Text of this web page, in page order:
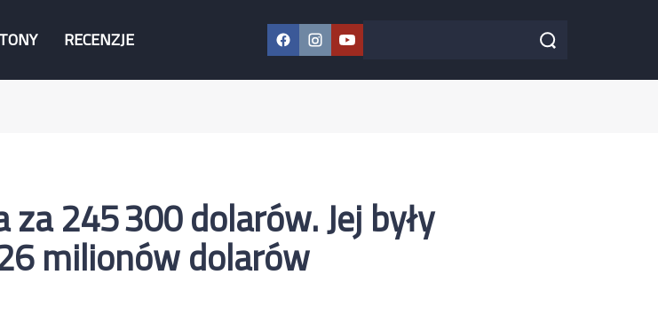
RECENZJE Facebook
Instagram
YouTube
Szukaj w serwisie Szukaj
245 300 dolarów. Jej były
milionów dolarów